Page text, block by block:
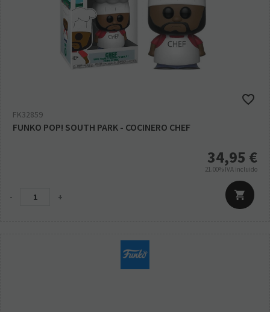
FK32859
FUNKO POP! SOUTH PARK - COCINERO CHEF
34,95 €
21.00% IVA incluido
- +